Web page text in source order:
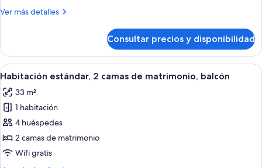
al
Ver más detalles
Más
1
habitación,
vistas
lago
Consultar precios y disponibilidad
Abrir
todas
las
fotos
de
Habitación
estándar,
Habitación de hotel con dos camas,
8
Habitación estándar, 2 camas de matrimonio, balcón
33 m²
1 habitación
4 huéspedes
2 camas de matrimonio
Wifi gratis